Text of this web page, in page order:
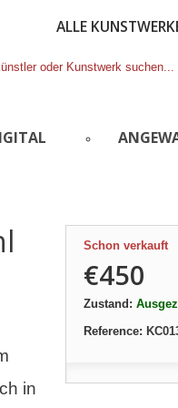
ALLE
in
Schon verkauft
€450
Zustand:
Reference: